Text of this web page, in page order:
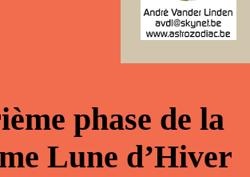
phase de la
Lune d’Hiver